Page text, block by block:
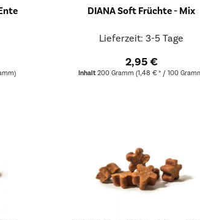
DIANA Soft Früchte - Mix
Lieferzeit: 3-5 Tage
2,95 €
Inhalt200 Gramm (1,48 € * / 100